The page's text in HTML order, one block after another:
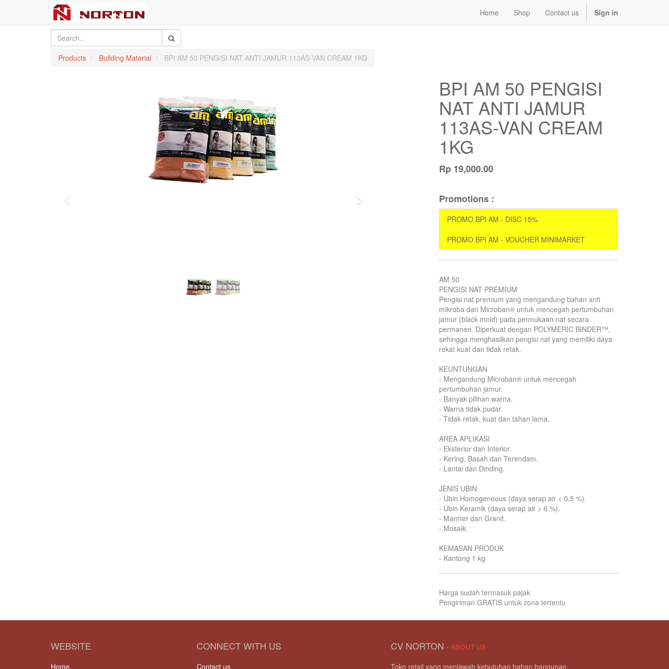
Home Shop Contact us Sign in
Products Building Material BPI AM 50 PENGISI NAT ANTI JAMUR 113AS-VAN CREAM 1KG
Next
BPI AM 50 PENGISI
NAT ANTI JAMUR
113AS-VAN CREAM
1KG
Rp 19,000.00
Promotions :
PROMO BPI AM - DISC 15%
PROMO BPI AM - VOUCHER MINIMARKET
AM 50
PENGISI NAT PREMIUM
Pengisi nat premium yang mengandung bahan anti
mikroba dari Microban® untuk mencegah pertumbuhan
jamur (black mold) pada permukaan nat secara
permanen. Diperkuat dengan POLYMERIC BINDER™,
sehingga menghasilkan pengisi nat yang memiliki daya
rekat kuat dan tidak retak.
KEUNTUNGAN
- Mengandung Microban® untuk mencegah
pertumbuhan jamur.
- Banyak pilihan warna.
- Warna tidak pudar.
- Tidak retak, kuat dan tahan lama.
AREA APLIKASI
- Eksterior dan Interior.
- Kering, Basah dan Terendam.
- Lantai dan Dinding.
JENIS UBIN
- Ubin Homogeneous (daya serap air < 0,5 %).
- Ubin Keramik (daya serap air > 6 %).
- Marmer dan Granit.
- Mosaik.
KEMASAN PRODUK
- Kantong 1 kg
Harga sudah termasuk pajak
Pengiriman GRATIS untuk zona tertentu
WEBSITE
Home
CONNECT WITH US
Contact us
CV NORTON - ABOUT US
Toko retail yang menjawab kebutuhan bahan bangunan.